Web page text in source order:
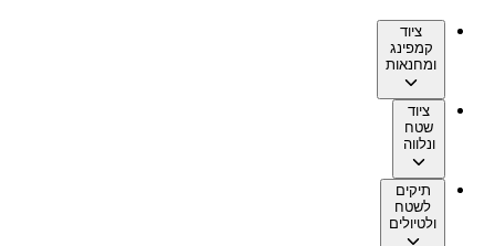
ציוד
קמפינג
ומחנאות
ציוד
שטח
ונלווה
תיקים
לשטח
ולטיולים